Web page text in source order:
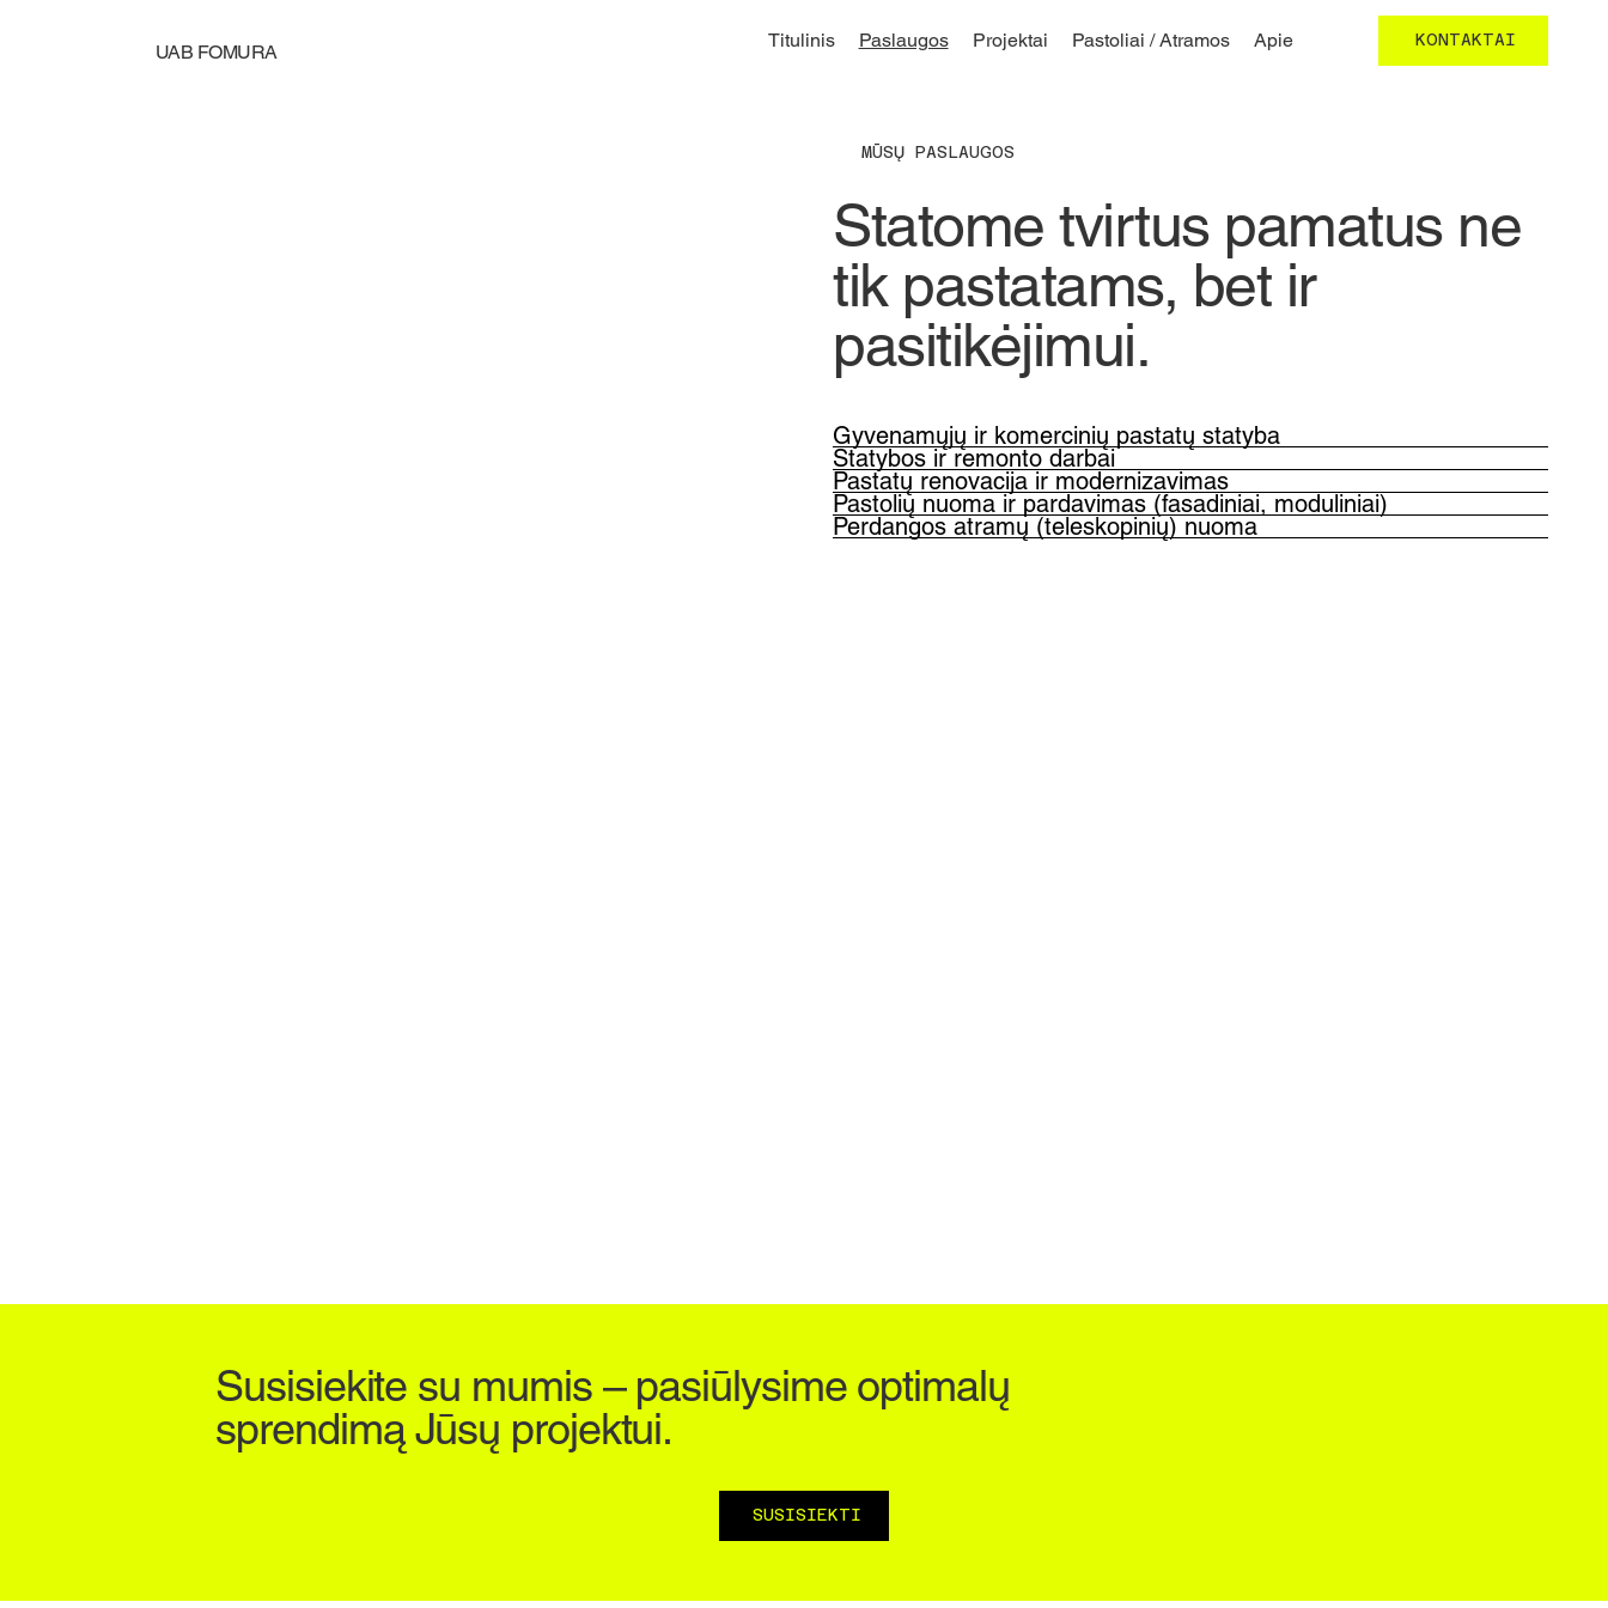
UAB FOMURA
Titulinis Paslaugos Projektai Pastoliai / Atramos Apie KONTAKTAI
Susisiekite su mumis – pasiūlysime optimalų
sprendimą Jūsų projektui.
SUSISIEKTI
MŪSŲ PASLAUGOS
Statome tvirtus pamatus ne
tik pastatams, bet ir
pasitikėjimui.
Gyvenamųjų ir komercinių pastatų statyba
Statybos ir remonto darbai
Pastatų renovacija ir modernizavimas
Pastolių nuoma ir pardavimas (fasadiniai, moduliniai)
Perdangos atramų (teleskopinių) nuoma